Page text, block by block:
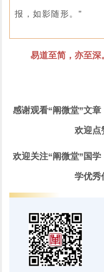
报，如影随形。 ”
易道至简，亦至深
—
感谢观看“阐微堂”文章
欢迎点
欢迎关注“阐微堂”国
学优秀